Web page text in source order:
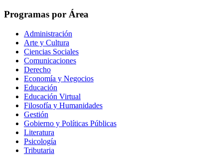
Programas por Área
Administración
Arte y Cultura
Ciencias Sociales
Comunicaciones
Derecho
Economía y Negocios
Educación
Educación Virtual
Filosofía y Humanidades
Gestión
Gobierno y Políticas Públicas
Literatura
Psicología
Tributaria